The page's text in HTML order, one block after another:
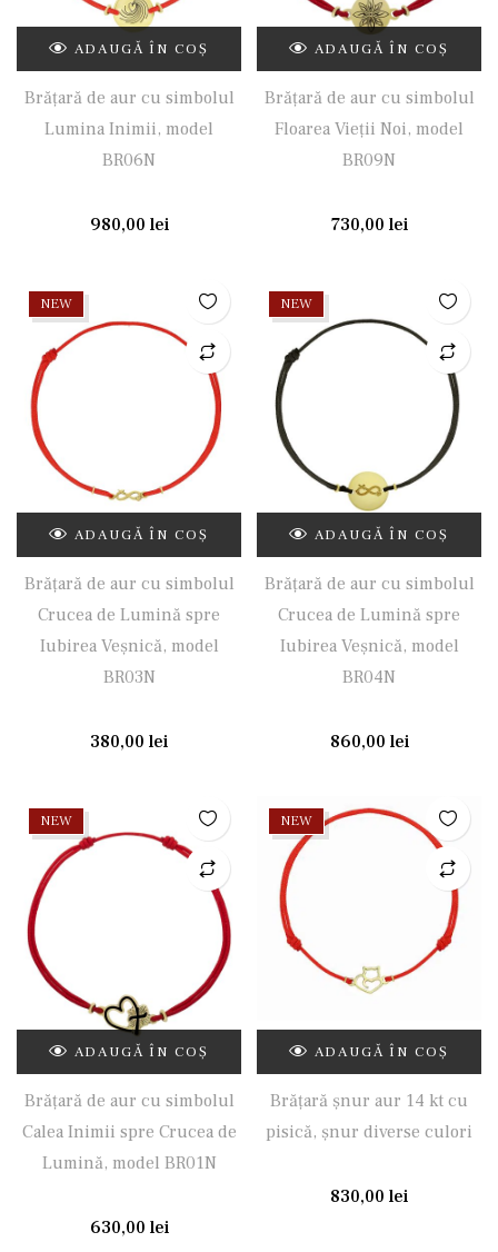
ADAUGĂ ÎN COȘ
Brățară de aur cu simbolul
Lumina Inimii, model
BR06N
980,00 lei
ADAUGĂ ÎN COȘ
Brățară de aur cu simbolul
Floarea Vieții Noi, model
BR09N
730,00 lei
NEW
ADAUGĂ ÎN COȘ
Brățară de aur cu simbolul
Crucea de Lumină spre
Iubirea Veșnică, model
BR03N
380,00 lei
NEW
ADAUGĂ ÎN COȘ
Brățară de aur cu simbolul
Crucea de Lumină spre
Iubirea Veșnică, model
BR04N
860,00 lei
NEW
ADAUGĂ ÎN COȘ
Brățară de aur cu simbolul
Calea Inimii spre Crucea de
Lumină, model BR01N
630,00 lei
NEW
ADAUGĂ ÎN COȘ
Brățară șnur aur 14 kt cu
pisică, șnur diverse culori
830,00 lei